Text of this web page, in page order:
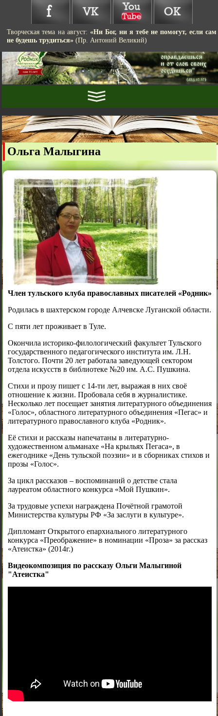
Творческая тема на август: «Ни Бог, ни я тебе не помогут, если сам
не будешь трудиться»(Пр. Антоний Великий)
Ольга Малыгина
Член тульского клуба православных писателей «Родник»
Родилась в шахтерском городе Алчевске Луганской области.
С пяти лет проживает в Туле.
Окончила историко-филологический факультет Тульского
государственного педагогического института им. Л.Н.
Толстого. Почти 20 лет работала заведующей сектором
отдела искусств в библиотеке №20 им. А.С. Пушкина.
Стихи и прозу пишет с 14-ти лет, выражая в них своё
отношение к жизни. Пробовала себя в журналистике.
Несколько лет посещает занятия литературного объединения
«Голос», областного литературного объединения «Пегас» и
литературного православного клуба «Родник».
Её стихи и рассказы напечатаны в литературно-
художественном альманахе «На крыльях Пегаса», в
ежегоднике «День тульской поэзии» и в сборниках стихов и
прозы «Голос».
За цикл рассказов – воспоминаний о детстве стала
лауреатом областного конкурса «Мой Пушкин».
За трудовые успехи награждена Почётной грамотой
Министерства культуры РФ «За заслуги в культуре».
Дипломант Открытого епархиального литературного
конкурса «Преображение» в номинации «Проза» за рассказ
«Атеистка» (2014г.)
Видеокомпозиция по рассказу Ольги Малыгиной
"Атеистка"